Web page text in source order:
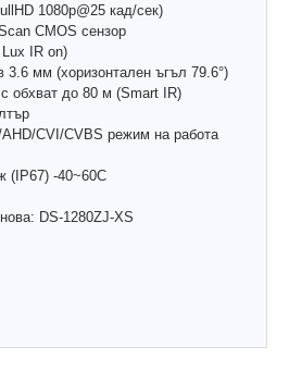
1080p@25 кад/сек)
CMOS сензор
IR on)
3.6 мм (хоризонтален ъгъл 79.6°)
обхват до 80 м (Smart IR)
CVI/CVBS режим на работа
(IP67) -40~60C
DS-1280ZJ-XS